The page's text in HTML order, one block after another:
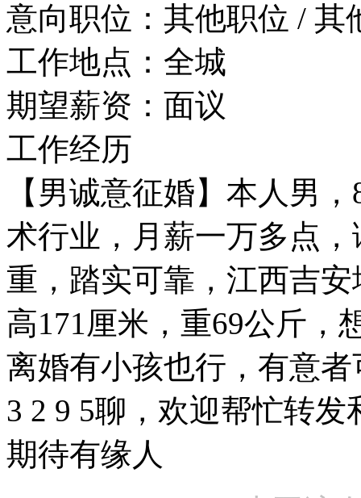
意向职位： 其他职位 / 其
工作地点： 全城
期望薪资： 面议
工作经历
【男诚意征婚】本人男
术行业，月薪一万多点
重，踏实可靠，江西吉
高171厘米，重69公斤，
离婚有小孩也行，有意者
3 2 9 5聊，欢迎帮忙转
期待有缘人